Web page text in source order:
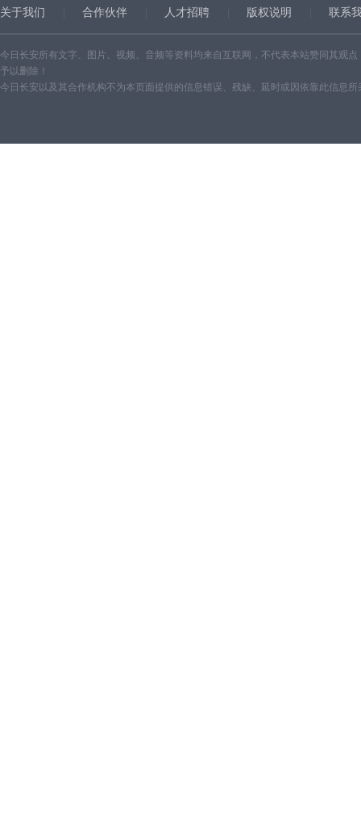
关于我们 合作伙伴 人才招聘 版权说明 联系
今日长安所有文字、图片、视频、音频等资料均来自互联网，不代表本站赞同其观
予以删除！
今日长安以及其合作机构不为本页面提供的信息错误、残缺、延时或因依靠此信息